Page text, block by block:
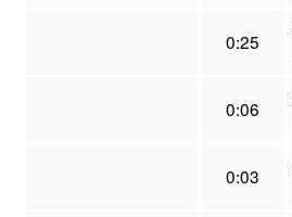
0:25
0:06
0:03